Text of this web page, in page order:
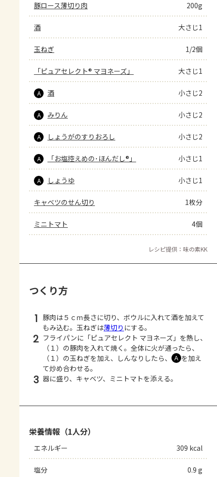
豚ロース薄切り肉 200g
酒 大さじ1
玉ねぎ 1/2個
「ピュアセレクト® マヨネーズ」 大さじ1
A 酒 小さじ2
A みりん 小さじ2
A しょうがのすりおろし 小さじ2
A 「お塩控えめの･ほんだし®」 小さじ1
A しょうゆ 小さじ1
キャベツのせん切り 1枚分
ミニトマト 4個
レシピ提供：味の素KK
つくり方
1 豚肉は５ｃｍ長さに切り、ボウルに入れて酒を加えて
もみ込む。玉ねぎは薄切り にする。
2 フライパンに「ピュアセレクト マヨネーズ」を熱し、
（１）の豚肉を入れて焼く。全体に火が通ったら、
（１）の玉ねぎを加え、しんなりしたら、
Ａ を加え
て炒め合わせる。
3 器に盛り、キャベツ、ミニトマトを添える。
栄養情報（1人分）
エネルギー 309 kcal
塩分 0.9 g